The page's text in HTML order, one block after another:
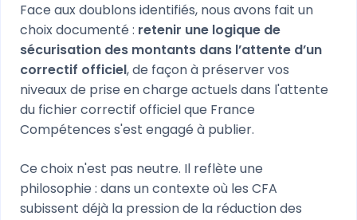
Face aux doublons identifiés, nous avons fait un
choix documenté : retenir une logique de
sécurisation des montants dans l’attente d’un
correctif officiel, de façon à préserver vos
niveaux de prise en charge actuels dans l'attente
du fichier correctif officiel que France
Compétences s'est engagé à publier.
Ce choix n'est pas neutre. Il reflète une
philosophie : dans un contexte où les CFA
subissent déjà la pression de la réduction des